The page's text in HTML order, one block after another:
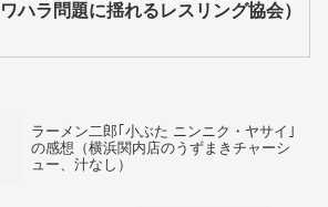
ワハラ問題に揺れるレスリング協会）
ラーメン二郎｢小ぶた ニンニク・ヤサイ｣
の感想（横浜関内店のうずまきチャーシ
ュー、汁なし）